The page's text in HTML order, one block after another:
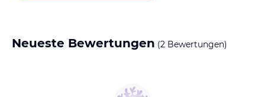
Neueste Bewertungen (2 Bewertungen)